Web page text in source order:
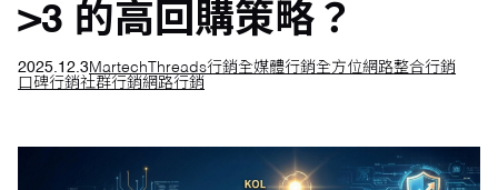
>3 的高回購策略？
2025.12.3Martech Threads行銷全媒體行銷全方位網路整合行銷
口碑行銷社群行銷網路行銷